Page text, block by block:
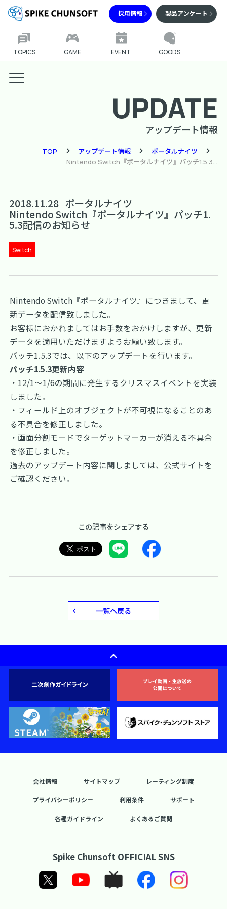
採用情報 製品アンケート
TOPICS GAME EVENT GOODS
UPDATE
アップデート情報
TOP アップデート情報
ポータルナイツ
Nintendo Switch『ポータルナイツ』パッチ1.5.3配信のお知らせ
2018.11.28 ポータルナイツ
Nintendo Switch『ポータルナイツ』パッチ1.
5.3配信のお知らせ
Switch
Nintendo Switch『ポータルナイツ』につきまして、更
新データを配信致しました。
お客様におかれましてはお手数をおかけしますが、更新
データを適用いただけますようお願い致します。
パッチ1.5.3では、以下のアップデートを行います。
パッチ1.5.3更新内容
・12/1～1/6の期間に発生するクリスマスイベントを実装
しました。
・フィールド上のオブジェクトが不可視になることのあ
る不具合を修正しました。
・画面分割モードでターゲットマーカーが消える不具合
を修正しました。
過去のアップデート内容に関しましては、 公式サイト を
ご確認ください。
この記事をシェアする
一覧へ戻る
会社情報 サイトマップ レーティング制度
プライバシーポリシー 利用条件 サポート
各種ガイドライン よくあるご質問
Spike Chunsoft OFFICIAL SNS